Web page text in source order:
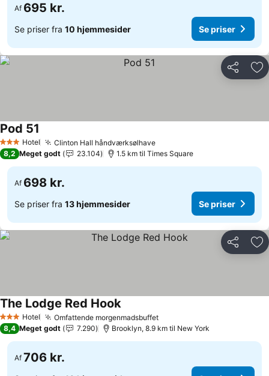
Af 695 kr.
Se priser fra 10 hjemmesider Se priser
Del
3 StjernerHotel Clinton Hall håndværksølhave
Pod 51
8,2 Meget godt 23.104 1.5 km til Times Square
Af 698 kr.
Se priser fra 13 hjemmesider Se priser
Del
3 StjernerHotel Omfattende morgenmadsbuffet
The Lodge Red Hook
8,4 Meget godt 7.290 Brooklyn, 8.9 km til New York
Af 706 kr.